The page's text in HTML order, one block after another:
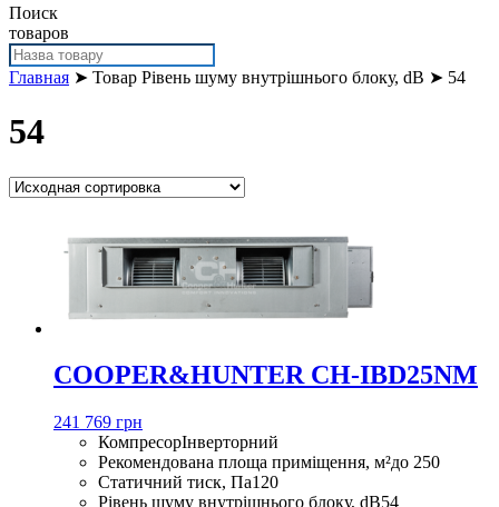
Поиск
товаров
Главная ➤ Товар Рівень шуму внутрішнього блоку, dB ➤ 54
54
COOPER&HUNTER CH-IBD25NM
241 769 грн
КомпресорІнверторний
Рекомендована площа приміщення, м²до 250
Статичний тиск, Па120
Рівень шуму внутрішнього блоку, dB54